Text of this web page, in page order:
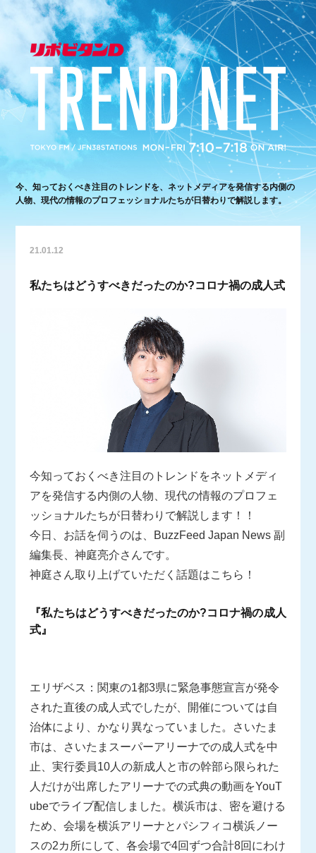
今、知っておくべき注目のトレンドを、ネットメディアを発信する内側の
人物、現代の情報のプロフェッショナルたちが日替わりで解説します。
21.01.12
私たちはどうすべきだったのか?コロナ禍の成人式
今知っておくべき注目のトレンドをネットメディ
アを発信する内側の人物、現代の情報のプロフェ
ッショナルたちが日替わりで解説します！！
今日、お話を伺うのは、BuzzFeed Japan News 副
編集長、神庭亮介さんです。
神庭さん取り上げていただく話題はこちら！
『私たちはどうすべきだったのか?コロナ禍の成人
式』
エリザベス：関東の1都3県に緊急事態宣言が発令
された直後の成人式でしたが、開催については自
治体により、かなり異なっていました。さいたま
市は、さいたまスーパーアリーナでの成人式を中
止、実行委員10人の新成人と市の幹部ら限られた
人だけが出席したアリーナでの式典の動画をYouT
ubeでライブ配信しました。横浜市は、密を避ける
ため、会場を横浜アリーナとパシフィコ横浜ノー
スの2カ所にして、各会場で4回ずつ合計8回にわけ